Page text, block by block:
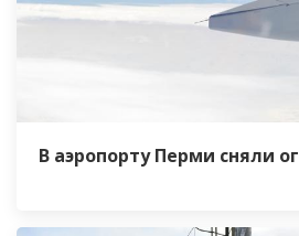
В аэропорту Перми сняли